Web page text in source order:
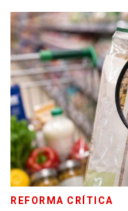
REFORMA CRÍTICA